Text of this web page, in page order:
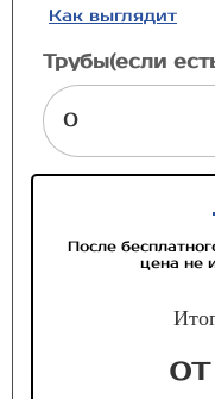
Как выглядит
Трубы(если
После
цена не